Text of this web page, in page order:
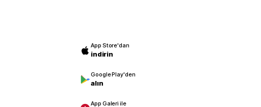
App Store'dan
indirin
Google Play'den
alın
App Galeri ile